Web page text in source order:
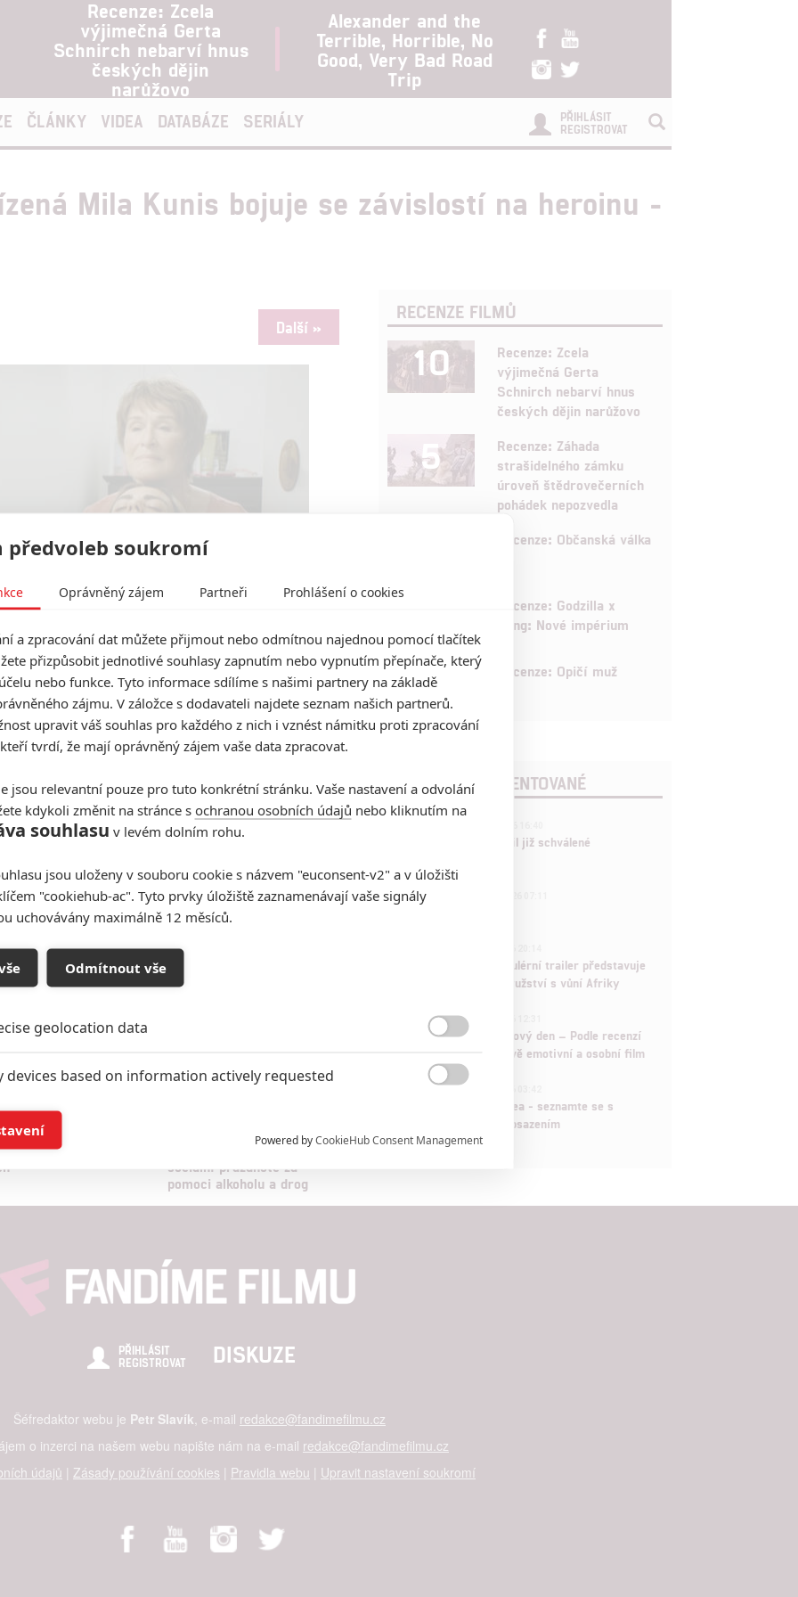
Recenze: Zcela
výjimečná Gerta
Schnirch nebarví hnus
českých dějin
narůžovo
Alexander and the
Terrible, Horrible, No
Good, Very Bad Road
Trip
ČLÁNKY VIDEA DATABÁZE SERIÁLY
PŘIHLÁSIT
REGISTROVAT
Mila Kunis bojuje se závislostí na heroinu -
Další »
Vertical Entertainment
(2021) | Fandíme filmu
do diskuze
kovboj: Idris Elba
prohání
Mladí a neklidní: Hvězda
Dámského gambitu čelí
sociální prázdnotě za
pomoci alkoholu a drog
RECENZE FILMŮ
10
Recenze: Zcela
výjimečná Gerta
Schnirch nebarví hnus
českých dějin narůžovo
5
Recenze: Záhada
strašidelného zámku
úroveň štědrovečerních
pohádek nepozvedla
Recenze: Občanská válka
Recenze: Godzilla x
Kong: Nové impérium
8 Recenze: Opičí muž
POSLEDNÍ KOMENTOVANÉ
Marvel nečekaně zrušil již schválené
433
Děti krve a kostí: Regulérní trailer představuje
akční fantasy dobrodružství s vůní Afriky
ČLÁNEK | 30.07.2026 12:31
Spider-Man: Zbrusu nový den – Podle recenzí
máme čekat překvapivě emotivní a osobní film
Velké preview: Odyssea - seznamte se s
maximálně nabitým obsazením
PŘIHLÁSIT
REGISTROVAT
DISKUZE
Šéfredaktor webu je Petr Slavík , e-mail redakce@fandimefilmu.cz
o inzerci na našem webu napište nám na e-mail redakce@fandimefilmu.cz
údajů | Zásady používání cookies | Pravidla webu | Upravit nastavení soukromí
předvoleb soukromí
Oprávněný zájem Partneři Prohlášení o cookies
a zpracování dat můžete přijmout nebo odmítnou najednou pomocí tlačítek
přizpůsobit jednotlivé souhlasy zapnutím nebo vypnutím přepínače, který
nebo funkce. Tyto informace sdílíme s našimi partnery na základě
zájmu. V záložce s dodavateli najdete seznam našich partnerů.
upravit váš souhlas pro každého z nich i vznést námitku proti zpracování
tvrdí, že mají oprávněný zájem vaše data zpracovat.
jsou relevantní pouze pro tuto konkrétní stránku. Vaše nastavení a odvolání
kdykoli změnit na stránce s ochranou osobních údajů nebo kliknutím na
souhlasu v levém dolním rohu.
jsou uloženy v souboru cookie s názvem "euconsent-v2" a v úložišti
"cookiehub-ac". Tyto prvky úložiště zaznamenávají vaše signály
uchovávány maximálně 12 měsíců.
Odmítnout vše
geolocation data
devices based on information actively requested
or access information on a device

based on limited data and advertising measurement
s účely a funkcemi zde uvedenými dáváte nám i našim partnerům
Powered byCookieHub Consent Management